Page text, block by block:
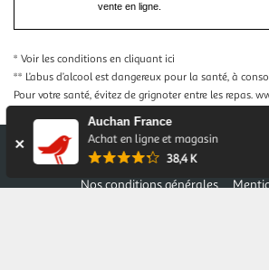
Auchan France
Achat en ligne et magasin
38,4 K
vente en ligne.
* Voir les conditions en cliquant ici
** L’abus d’alcool est dangereux pour la santé, à
Pour votre santé, évitez de grignoter entre les repas.
Nos conditions générales